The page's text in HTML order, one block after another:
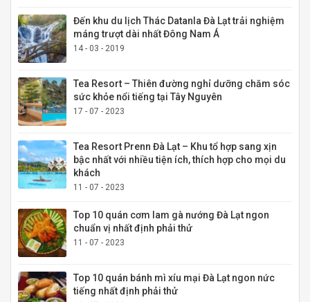
Đến khu du lịch Thác Datanla Đà Lạt trải nghiệm
máng trượt dài nhất Đông Nam Á
14 - 03 - 2019
Tea Resort – Thiên đường nghỉ dưỡng chăm sóc
sức khỏe nổi tiếng tại Tây Nguyên
17 - 07 - 2023
Tea Resort Prenn Đà Lạt – Khu tổ hợp sang xịn
bậc nhất với nhiều tiện ích, thích hợp cho mọi du
khách
11 - 07 - 2023
Top 10 quán cơm lam gà nướng Đà Lạt ngon
chuẩn vị nhất định phải thử
11 - 07 - 2023
Top 10 quán bánh mì xíu mại Đà Lạt ngon nức
tiếng nhất định phải thử